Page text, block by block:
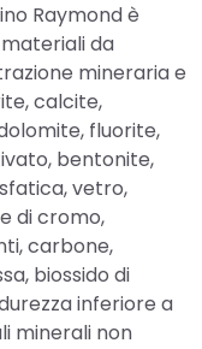
Raymond è
da
mineraria e
calcite,
fluorite,
bentonite,
vetro,
di cromo,
carbone,
biossido di
inferiore a
minerali non